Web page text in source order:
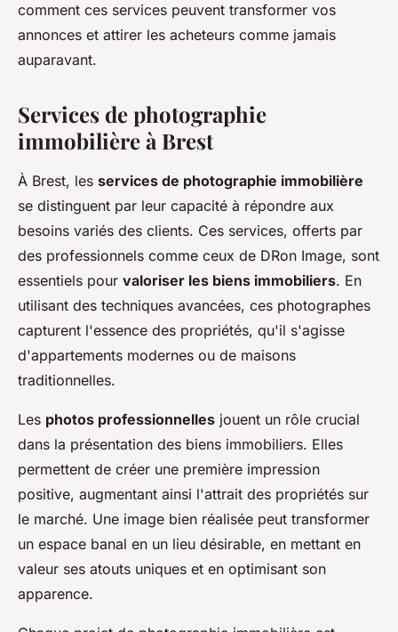
comment ces services peuvent transformer vos
annonces et attirer les acheteurs comme jamais
auparavant.
Services de photographie
immobilière à Brest
À Brest, les services de photographie immobilière
se distinguent par leur capacité à répondre aux
besoins variés des clients. Ces services, offerts par
des professionnels comme ceux de DRon Image, sont
essentiels pour valoriser les biens immobiliers. En
utilisant des techniques avancées, ces photographes
capturent l'essence des propriétés, qu'il s'agisse
d'appartements modernes ou de maisons
traditionnelles.
Les photos professionnelles jouent un rôle crucial
dans la présentation des biens immobiliers. Elles
permettent de créer une première impression
positive, augmentant ainsi l'attrait des propriétés sur
le marché. Une image bien réalisée peut transformer
un espace banal en un lieu désirable, en mettant en
valeur ses atouts uniques et en optimisant son
apparence.